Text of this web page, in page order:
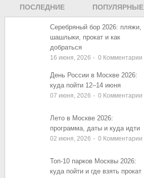
ПОСЛЕДНИЕ
ЗАПИСИ
ПОПУЛЯРНЫЕ
ЗАПИСИ
Серебряный бор 2026: пляжи,
шашлыки, прокат и как
добраться
16 июня, 2026 - 0 Комментарии
День России в Москве 2026:
куда пойти 12–14 июня
07 июня, 2026 - 0 Комментарии
Лето в Москве 2026:
программа, даты и куда идти
02 июня, 2026 - 0 Комментарии
Топ-10 парков Москвы 2026:
куда пойти и где взять прокат